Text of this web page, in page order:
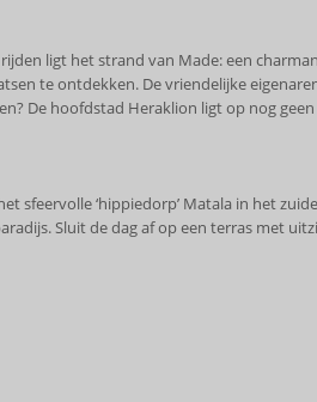
ligt het strand van Made: een
te ontdekken. De vriendelijke
De hoofdstad Heraklion ligt op nog
sfeervolle ‘hippiedorp’ Matala in het
Sluit de dag af op een terras met